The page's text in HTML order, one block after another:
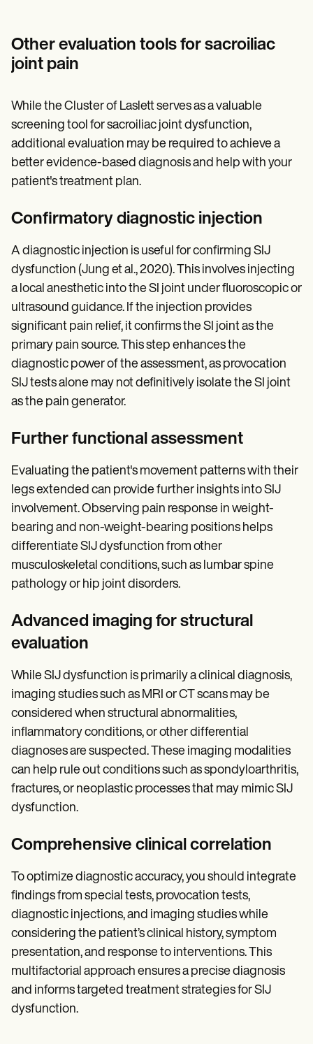
Other evaluation tools for sacroiliac
joint pain
While the Cluster of Laslett serves as a valuable
screening tool for sacroiliac joint dysfunction,
additional evaluation may be required to achieve a
better evidence-based diagnosis and help with your
patient's treatment plan.
Confirmatory diagnostic injection
A diagnostic injection is useful for confirming SIJ
dysfunction (Jung et al., 2020). This involves injecting
a local anesthetic into the SI joint under fluoroscopic or
ultrasound guidance. If the injection provides
significant pain relief, it confirms the SI joint as the
primary pain source. This step enhances the
diagnostic power of the assessment, as provocation
SIJ tests alone may not definitively isolate the SI joint
as the pain generator.
Further functional assessment
Evaluating the patient's movement patterns with their
legs extended can provide further insights into SIJ
involvement. Observing pain response in weight-
bearing and non-weight-bearing positions helps
differentiate SIJ dysfunction from other
musculoskeletal conditions, such as lumbar spine
pathology or hip joint disorders.
Advanced imaging for structural
evaluation
While SIJ dysfunction is primarily a clinical diagnosis,
imaging studies such as MRI or CT scans may be
considered when structural abnormalities,
inflammatory conditions, or other differential
diagnoses are suspected. These imaging modalities
can help rule out conditions such as spondyloarthritis,
fractures, or neoplastic processes that may mimic SIJ
dysfunction.
Comprehensive clinical correlation
To optimize diagnostic accuracy, you should integrate
findings from special tests, provocation tests,
diagnostic injections, and imaging studies while
considering the patient’s clinical history, symptom
presentation, and response to interventions. This
multifactorial approach ensures a precise diagnosis
and informs targeted treatment strategies for SIJ
dysfunction.